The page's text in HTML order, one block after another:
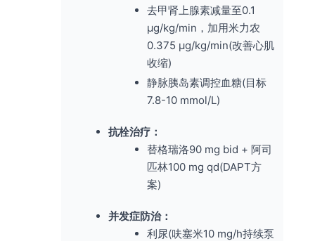
去甲肾上腺素减量至0.1
μg/kg/min，加用米力农
0.375 μg/kg/min(改善心肌
收缩)
静脉胰岛素调控血糖(目标
7.8-10 mmol/L)
抗栓治疗：
替格瑞洛90 mg bid + 阿司
匹林100 mg qd(DAPT方
案)
并发症防治：
利尿(呋塞米10 mg/h持续泵